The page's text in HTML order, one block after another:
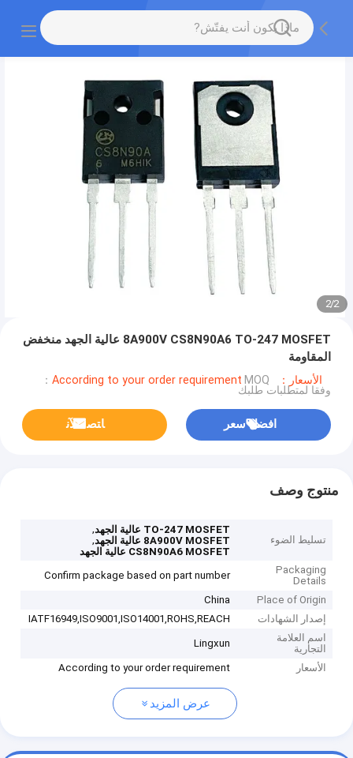
2
/
2
8A900V CS8N90A6 TO-247 MOSFET عالية الجهد منخفض
المقاومة
الأسعار：According to your order requirement MOQ：
وفقا لمتطلبات طلبك
افضل سعر ﺎﺘﺼﻟ ﺍﻶﻧ
منتوج وصف
تسليط الضوء
TO-247 MOSFET عالية الجهد
,
8A900V MOSFET عالية الجهد
,
CS8N90A6 MOSFET عالية الجهد
Packaging
Details
Confirm package based on part number
Place of Origin
China
إصدار الشهادات
IATF16949,ISO9001,ISO14001,ROHS,REACH
اسم العلامة
التجارية
Lingxun
الأسعار According to your order requirement
عرض المزيد